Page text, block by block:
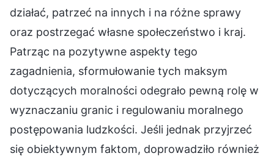
działać, patrzeć na innych i na różne sprawy
oraz postrzegać własne społeczeństwo i kraj.
Patrząc na pozytywne aspekty tego
zagadnienia, sformułowanie tych maksym
dotyczących moralności odegrało pewną rolę w
wyznaczaniu granic i regulowaniu moralnego
postępowania ludzkości. Jeśli jednak przyjrzeć
się obiektywnym faktom, doprowadziło również